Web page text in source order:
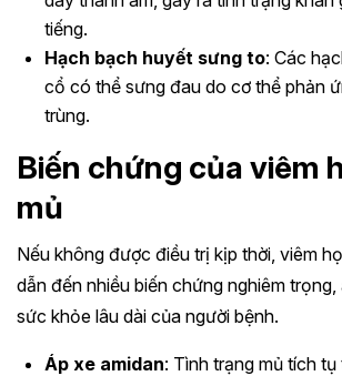
tiếng.
Hạch bạch huyết sưng to: Các
cổ có thể sưng đau do cơ thể phản
trùng.
Biến chứng của viêm
mủ
Nếu không được điều trị kịp thời, viêm
dẫn đến nhiều biến chứng nghiêm
sức khỏe lâu dài của người bệnh.
Áp xe amidan: Tình trạng mủ tích